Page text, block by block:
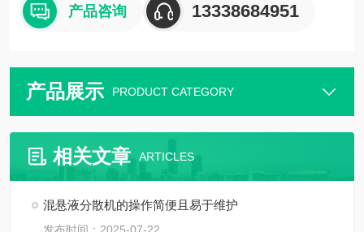
产品咨询 13338684951
产品展示 PRODUCT CATEGORY
相关文章 ARTICLES
混悬液分散机的操作简便且易于维护